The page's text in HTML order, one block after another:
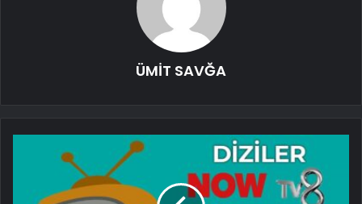
ÜMİT SAVĞA